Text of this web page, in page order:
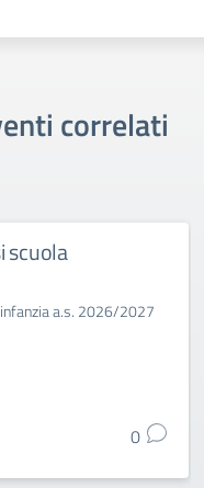
correlati
scuola
a.s. 2026/2027
0